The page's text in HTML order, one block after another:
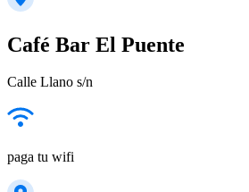
Café Bar El Puente
Calle Llano s/n
paga tu wifi